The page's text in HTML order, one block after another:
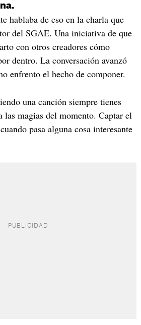
hablaba de eso en la charla que
del SGAE. Una iniciativa de que
con otros creadores cómo
dentro. La conversación avanzó
enfrento el hecho de componer.
una canción siempre tienes
las magias del momento. Captar el
pasa alguna cosa interesante